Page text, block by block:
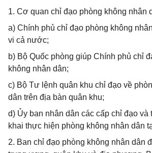
1. Cơ quan chỉ đạo phòng không nhân
a) Chính phủ chỉ đạo phòng không
vi cả nước;
b) Bộ Quốc phòng giúp Chính phủ chỉ
không nhân dân;
c) Bộ Tư lệnh quân khu chỉ đạo về
dân trên địa bàn quân khu;
d) Ủy ban nhân dân các cấp chỉ đạo và
khai thực hiện phòng không nhân dân
2. Ban chỉ đạo phòng không nhân dân